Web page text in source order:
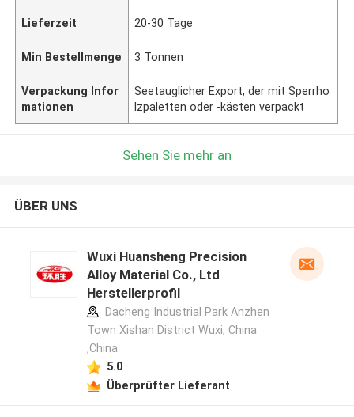
Lieferzeit 20-30 Tage
Min Bestellmenge 3 Tonnen
Verpackung Infor
mationen
Seetauglicher Export, der mit Sperrho
lzpaletten oder -kästen verpackt
Sehen Sie mehr an
ÜBER UNS
Wuxi Huansheng Precision
Alloy Material Co., Ltd
Herstellerprofil
Dacheng Industrial Park Anzhen
Town Xishan District Wuxi, China
,China
5.0
Überprüfter Lieferant